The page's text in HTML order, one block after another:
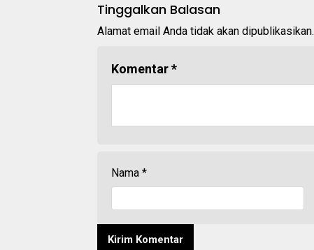
Tinggalkan Balasan
Alamat email Anda tidak akan dipublikasikan.
Komentar*
Nama *